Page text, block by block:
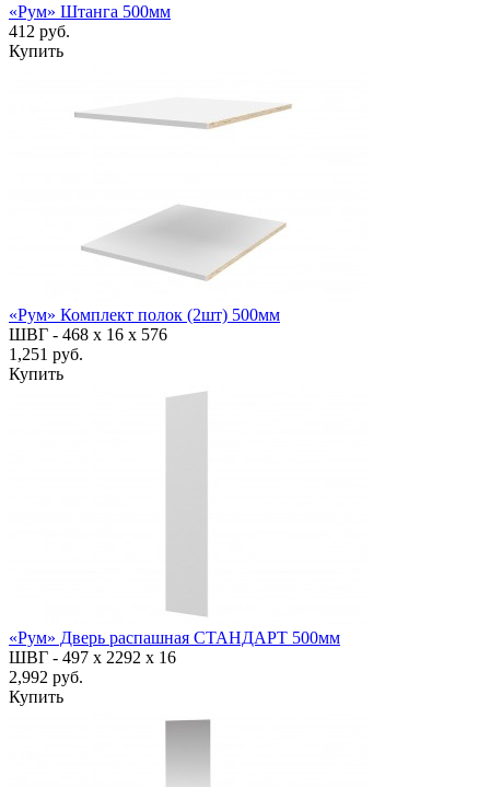
«Рум» Штанга 500мм
412 руб.
Купить
«Рум» Комплект полок (2шт) 500мм
ШВГ - 468 х 16 х 576
1,251 руб.
Купить
«Рум» Дверь распашная СТАНДАРТ 500мм
ШВГ - 497 х 2292 х 16
2,992 руб.
Купить